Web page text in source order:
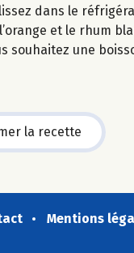
dans le
et le rhum
souhaitez une
la recette
Mentions